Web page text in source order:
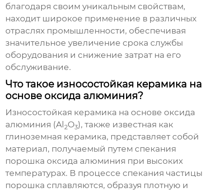
благодаря своим уникальным свойствам,
находит широкое применение в различных
отраслях промышленности, обеспечивая
значительное увеличение срока службы
оборудования и снижение затрат на его
обслуживание.
Что такое износостойкая керамика на
основе оксида алюминия?
Износостойкая керамика на основе оксида
алюминия (Al2O3), также известная как
глиноземная керамика, представляет собой
материал, получаемый путем спекания
порошка оксида алюминия при высоких
температурах. В процессе спекания частицы
порошка сплавляются, образуя плотную и